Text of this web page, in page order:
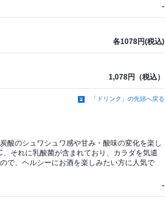
-
各1078円(税込)
1,078円（税込）
「ドリンク」の先頭へ戻る
酸のシュワシュワ感や甘み・酸味の変化を楽し
それに乳酸菌が含まれており、カラダを気遣
で、ヘルシーにお酒を楽しみたい方に人気で
-